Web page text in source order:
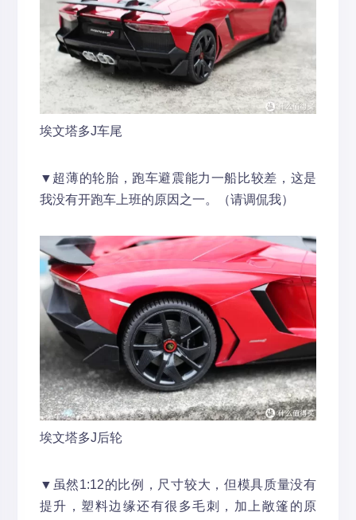
埃文塔多J车尾
▼超薄的轮胎，跑车避震能力一船比较差，这是
我没有开跑车上班的原因之一。（请调侃我）
埃文塔多J后轮
▼虽然1:12的比例，尺寸较大，但模具质量没有
提升，塑料边缘还有很多毛刺，加上敞篷的原